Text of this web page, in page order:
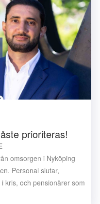
prioriteras!
omsorgen i Nyköping
Personal slutar,
kris, och pensionärer som